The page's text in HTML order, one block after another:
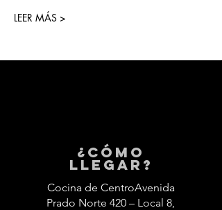
LEER MÁS >
¿Cómo
llegar?
Cocina de CentroAvenida
Prado Norte 420 – Local 8,